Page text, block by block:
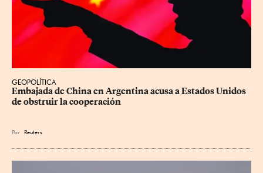
GEOPOLÍTICA
Embajada de China en Argentina acusa a Estados Unidos
de obstruir la cooperación
Por Reuters